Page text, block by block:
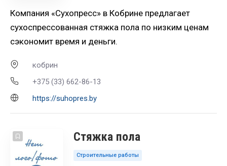
Компания «Сухопресс» в Кобрине предлагает
сухоспрессованная стяжка пола по низким ценам
сэкономит время и деньги.
кобрин
+375 (33) 662-86-13
https://suhopres.by
Стяжка пола
Строительные работы